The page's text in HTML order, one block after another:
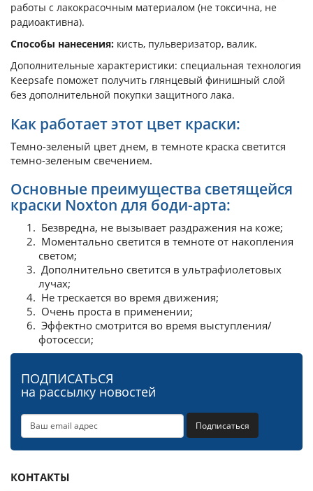
работы с лакокрасочным материалом (не токсична, не
радиоактивна).
Способы нанесения: кисть, пульверизатор, валик.
Дополнительные характеристики: специальная технология
Keepsafe поможет получить глянцевый финишный слой
без дополнительной покупки защитного лака.
Как работает этот цвет краски:
Темно-зеленый цвет днем, в темноте краска светится
темно-зеленым свечением.
Основные преимущества светящейся
краски Noxton для боди-арта:
Безвредна, не вызывает раздражения на коже;
Моментально светится в темноте от накопления
светом;
Дополнительно светится в ультрафиолетовых
лучах;
Не трескается во время движения;
Очень проста в применении;
Эффектно смотрится во время выступления/
фотосесси;
ПОДПИСАТЬСЯ
на рассылку новостей
Подписаться
КОНТАКТЫ